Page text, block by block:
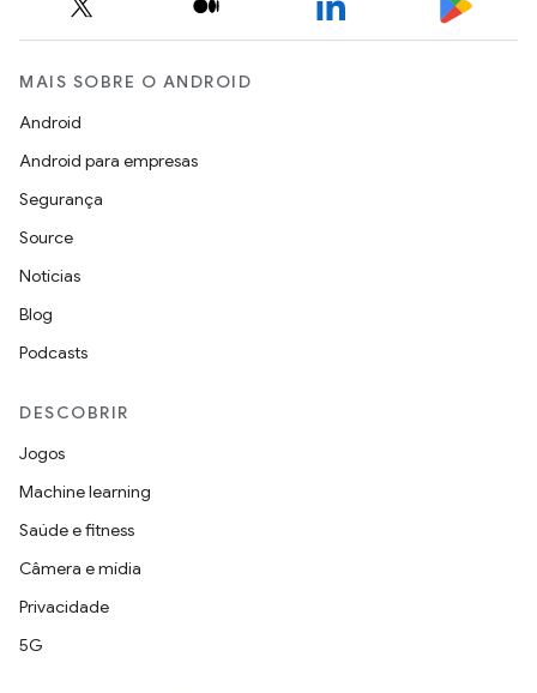
MAIS SOBRE O ANDROID
Android
Android para empresas
Segurança
Source
Notícias
Blog
Podcasts
DESCOBRIR
Jogos
Machine learning
Saúde e fitness
Câmera e mídia
Privacidade
5G